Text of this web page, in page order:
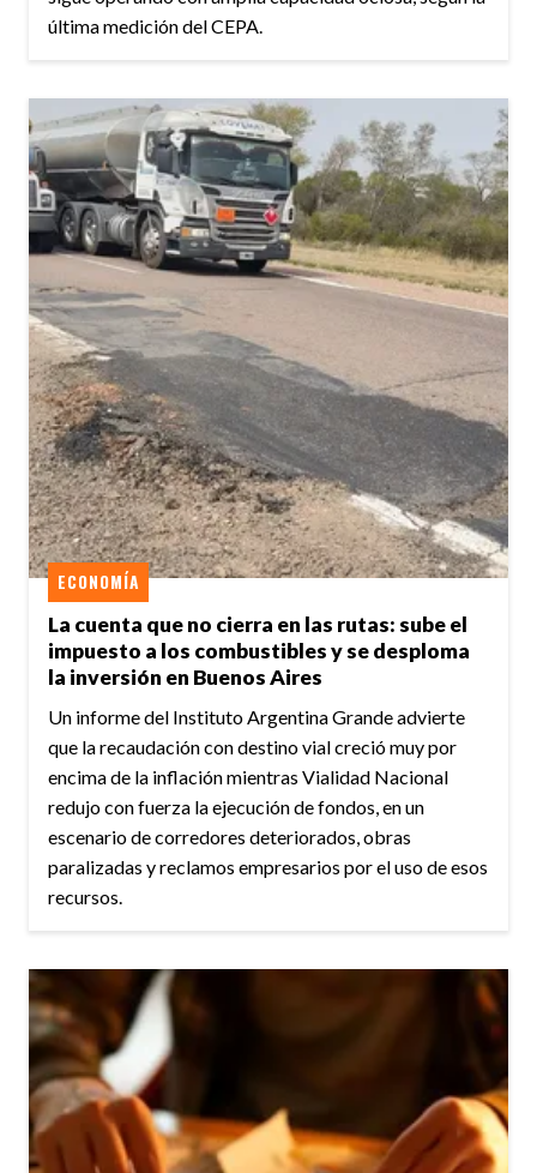
última medición del CEPA.
La cuenta que no cierra en las rutas: sube el
impuesto a los combustibles y se desploma
la inversión en Buenos Aires
ECONOMÍA
Un informe del Instituto Argentina Grande advierte
que la recaudación con destino vial creció muy por
encima de la inflación mientras Vialidad Nacional
redujo con fuerza la ejecución de fondos, en un
escenario de corredores deteriorados, obras
paralizadas y reclamos empresarios por el uso de esos
recursos.